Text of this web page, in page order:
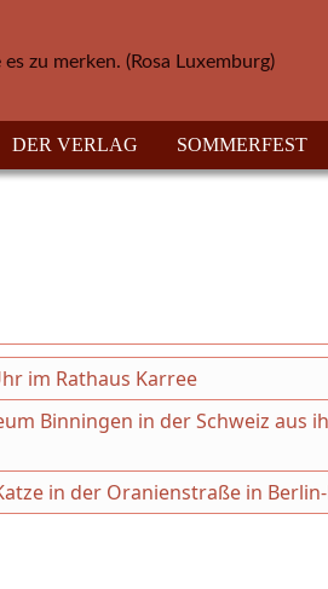
zu merken. (Rosa Luxemburg)
DER VERLAG SOMMERFEST
im Rathaus Karree
Binningen in der Schweiz aus
in der Oranienstraße in